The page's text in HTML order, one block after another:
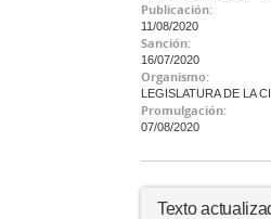
Publicación:
11/08/2020
Sanción:
16/07/2020
Organismo:
LEGISLATURA DE LA
Promulgación:
07/08/2020
Texto